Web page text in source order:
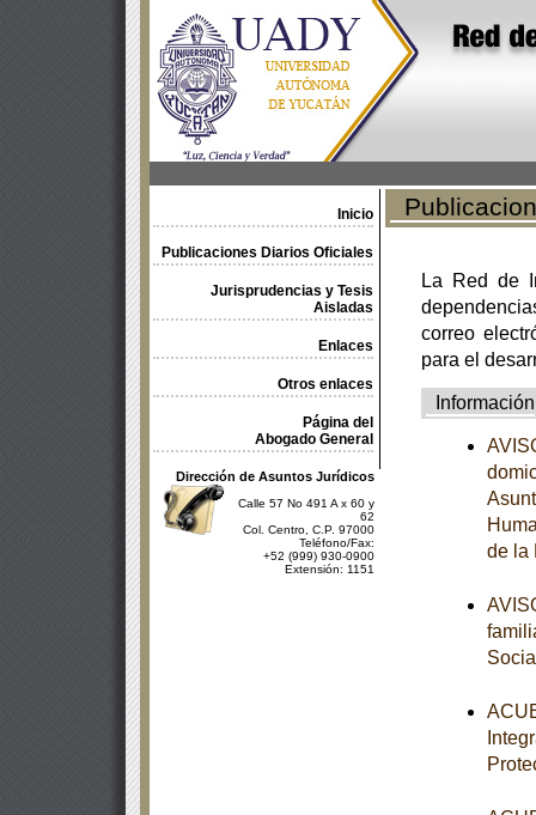
Inicio
Publicaciones Diarios Oficiales
Jurisprudencias y Tesis
Aisladas
Enlaces
Otros enlaces
Página del
Abogado General
Dirección de Asuntos Jurídicos
Calle 57 No 491 A x 60 y
62
Col. Centro, C.P. 97000
Teléfono/Fax:
+52 (999) 930-0900
Extensión: 1151
La Red de
correo
para el
Información
de la